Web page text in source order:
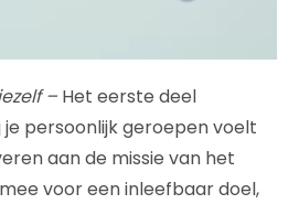
– Het eerste deel
persoonlijk geroepen voelt
aan de missie van het
voor een inleefbaar doel,